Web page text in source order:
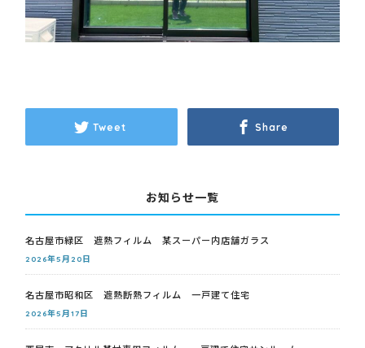
Tweet Share
お知らせ一覧
名古屋市緑区 遮熱フィルム 某スーパー内店舗ガラス
2026年5月20日
名古屋市昭和区 遮熱断熱フィルム 一戸建て住宅
2026年5月17日